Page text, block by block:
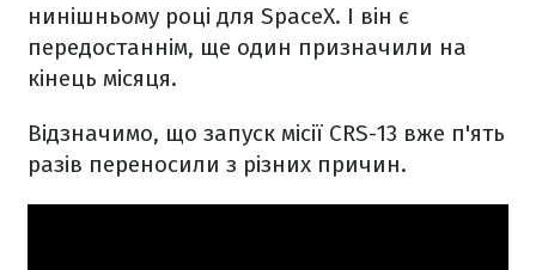
нинішньому році для SpaceX. І він є
передостаннім, ще один призначили на
кінець місяця.
Відзначимо, що запуск місії CRS-13 вже п'ять
разів переносили з різних причин.